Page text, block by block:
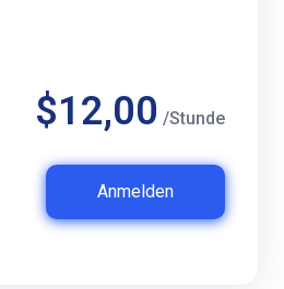
$12,00 /Stunde
Anmelden